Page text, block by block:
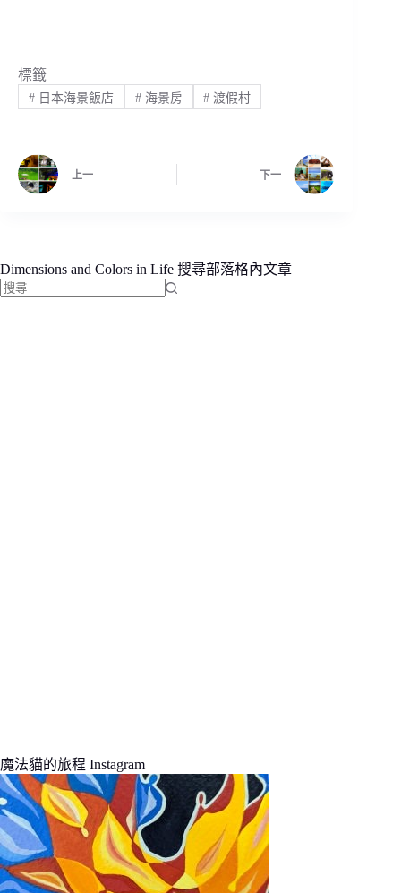
標籤
#日本海景飯店 #海景房 # 渡假村
上一 下一
Dimensions and Colors in Life 搜尋部落格內文章
魔法貓的旅程 Instagram